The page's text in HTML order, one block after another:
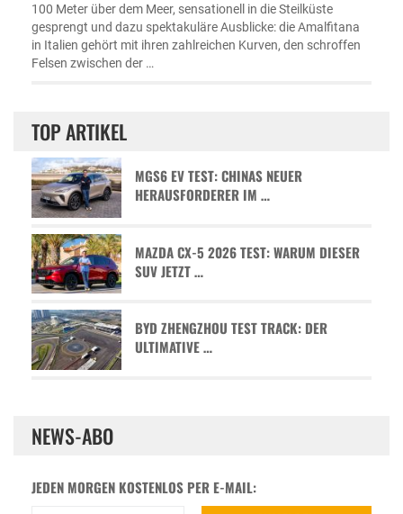
100 Meter über dem Meer, sensationell in die Steilküste
gesprengt und dazu spektakuläre Ausblicke: die Amalfitana
in Italien gehört mit ihren zahlreichen Kurven, den schroffen
Felsen zwischen der …
TOP ARTIKEL
MGS6 EV TEST: CHINAS NEUER
HERAUSFORDERER IM …
MAZDA CX-5 2026 TEST: WARUM DIESER
SUV JETZT …
BYD ZHENGZHOU TEST TRACK: DER
ULTIMATIVE …
NEWS-ABO
JEDEN MORGEN KOSTENLOS PER E-MAIL: